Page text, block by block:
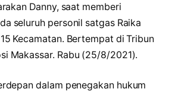
Danny, saat memberi
seluruh personil satgas Raika
Kecamatan. Bertempat di Tribun
Makassar. Rabu (25/8/2021).
dalam penegakan hukum